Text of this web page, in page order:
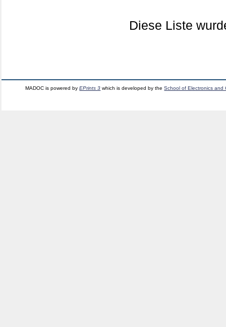
Diese Liste
MADOC is powered byEPrints 3 which is developed by theSchool of Electronics and